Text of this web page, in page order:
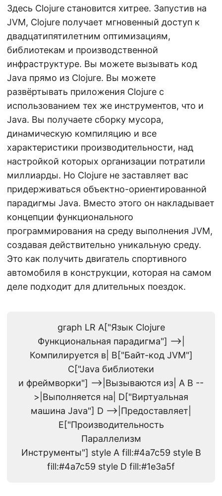
Здесь Clojure становится хитрее. Запустив на
JVM, Clojure получает мгновенный доступ к
двадцатипятилетним оптимизациям,
библиотекам и производственной
инфраструктуре. Вы можете вызывать код
Java прямо из Clojure. Вы можете
развёртывать приложения Clojure с
использованием тех же инструментов, что и
Java. Вы получаете сборку мусора,
динамическую компиляцию и все
характеристики производительности, над
настройкой которых организации потратили
миллиарды. Но Clojure не заставляет вас
придерживаться объектно-ориентированной
парадигмы Java. Вместо этого он накладывает
концепции функционального
программирования на среду выполнения JVM,
создавая действительно уникальную среду.
Это как получить двигатель спортивного
автомобиля в конструкции, которая на самом
деле подходит для длительных поездок.
graph LR A["Язык Clojure
Функциональная парадигма"] -->|
Компилируется в| B["Байт-код JVM"]
C["Java библиотеки
и фреймворки"] -->|Вызываются из| A B --
>|Выполняется на| D["Виртуальная
машина Java"] D -->|Предоставляет|
E["Производительность
Параллелизм
Инструменты"] style A fill:#4a7c59 style B
fill:#4a7c59 style D fill:#1e3a5f